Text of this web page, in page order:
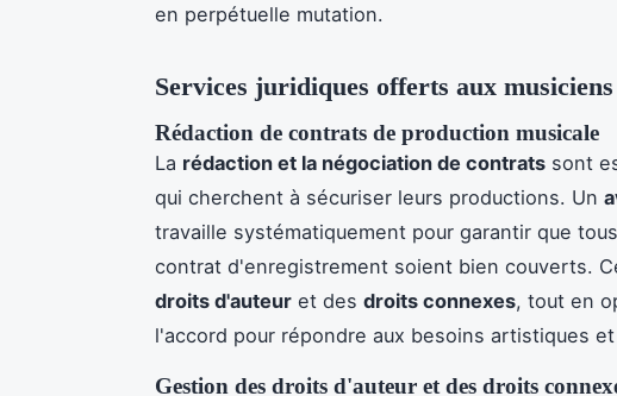
en perpétuelle mutation.
Services juridiques offerts aux musiciens
Rédaction de contrats de production musicale
La rédaction et la négociation de contrats sont
qui cherchent à sécuriser leurs productions. Un
travaille systématiquement pour garantir que
contrat d'enregistrement soient bien couverts.
droits d'auteur et des droits connexes, tout en
l'accord pour répondre aux besoins artistiques
Gestion des droits d'auteur et des droits